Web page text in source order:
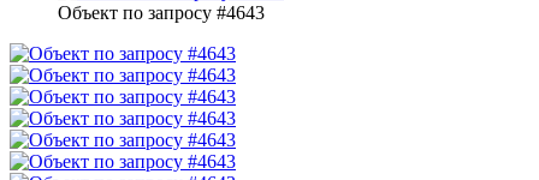
Объект по запросу #4643